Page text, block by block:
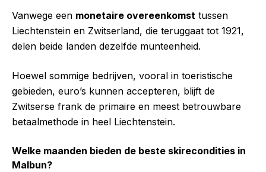
Vanwege een monetaire overeenkomst tussen
Liechtenstein en Zwitserland, die teruggaat tot 1921,
delen beide landen dezelfde munteenheid.
Hoewel sommige bedrijven, vooral in toeristische
gebieden, euro’s kunnen accepteren, blijft de
Zwitserse frank de primaire en meest betrouwbare
betaalmethode in heel Liechtenstein.
Welke maanden bieden de beste skirecondities in
Malbun?